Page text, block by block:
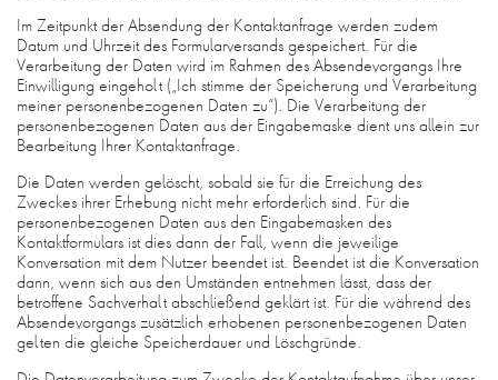
Im Zeitpunkt der Absendung der Kontaktanfrage werden zudem
Datum und Uhrzeit des Formularversands gespeichert. Für die
Verarbeitung der Daten wird im Rahmen des Absendevorgangs Ihre
Einwilligung eingeholt („Ich stimme der Speicherung und Verarbeitung
meiner personenbezogenen Daten zu“). Die Verarbeitung der
personenbezogenen Daten aus der Eingabemaske dient uns allein zur
Bearbeitung Ihrer Kontaktanfrage.
Die Daten werden gelöscht, sobald sie für die Erreichung des
Zweckes ihrer Erhebung nicht mehr erforderlich sind. Für die
personenbezogenen Daten aus den Eingabemasken des
Kontaktformulars ist dies dann der Fall, wenn die jeweilige
Konversation mit dem Nutzer beendet ist. Beendet ist die Konversation
dann, wenn sich aus den Umständen entnehmen lässt, dass der
betroffene Sachverhalt abschließend geklärt ist. Für die während des
Absendevorgangs zusätzlich erhobenen personenbezogenen Daten
gelten die gleiche Speicherdauer und Löschgründe.